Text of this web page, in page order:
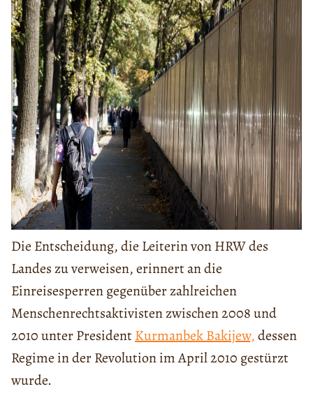
Die Entscheidung, die Leiterin von HRW des
Landes zu verweisen, erinnert an die
Einreisesperren gegenüber zahlreichen
Menschenrechtsaktivisten zwischen 2008 und
2010 unter PresidentKurmanbek Bakijew,dessen
Regime in der Revolution im April 2010 gestürzt
wurde.